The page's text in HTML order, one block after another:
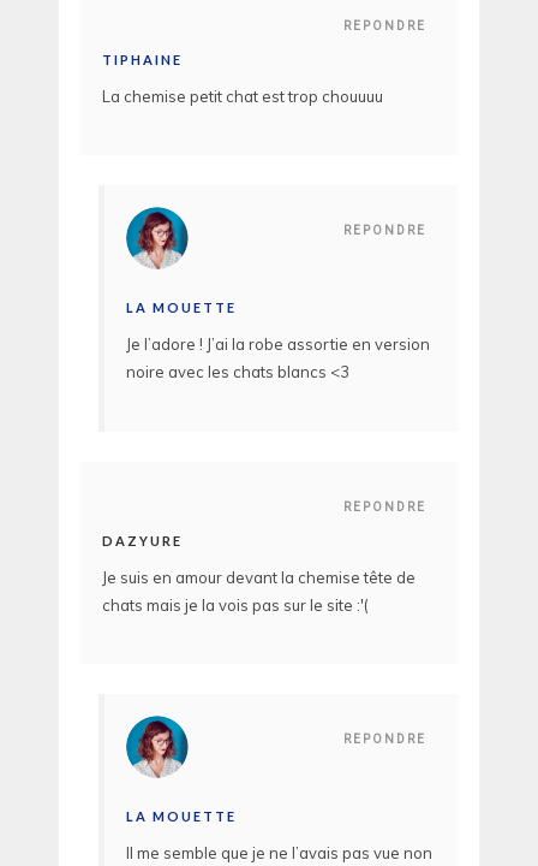
REPONDRE
TIPHAINE
La chemise petit chat est trop chouuuu
REPONDRE
LA MOUETTE
Je l’adore ! J’ai la robe assortie en version
noire avec les chats blancs <3
REPONDRE
DAZYURE
Je suis en amour devant la chemise tête de
chats mais je la vois pas sur le site :'(
REPONDRE
LA MOUETTE
Il me semble que je ne l’avais pas vue non